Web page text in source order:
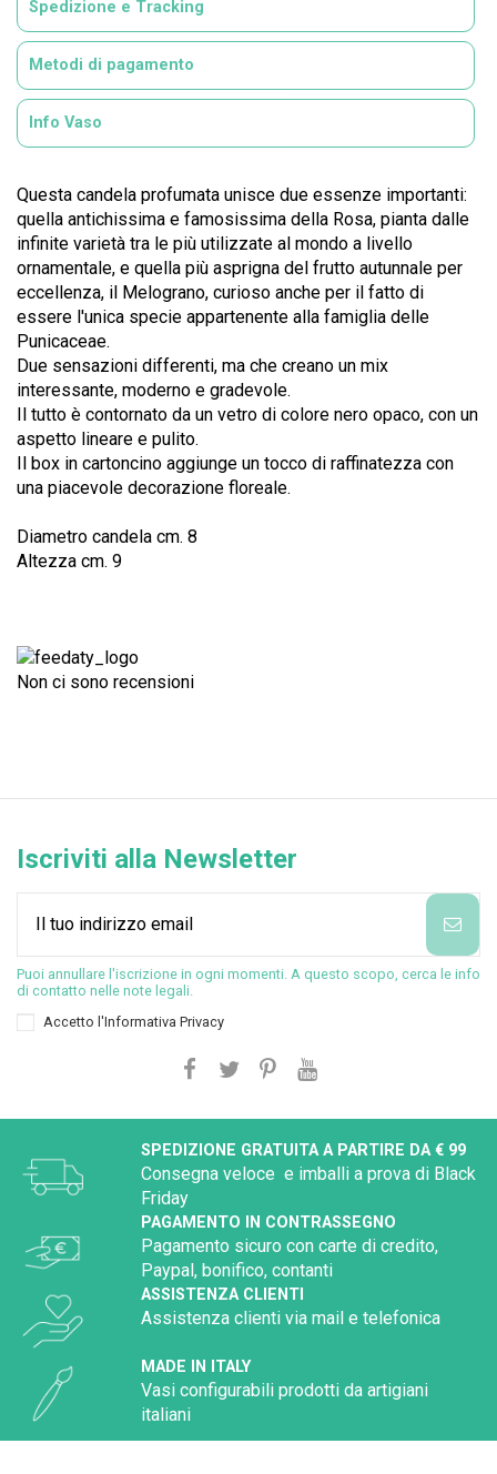
Spedizione e Tracking
Metodi di pagamento
Info Vaso
Questa candela profumata unisce due essenze importanti:
quella antichissima e famosissima della Rosa, pianta dalle
infinite varietà tra le più utilizzate al mondo a livello
ornamentale, e quella più asprigna del frutto autunnale per
eccellenza, il Melograno, curioso anche per il fatto di
essere l'unica specie appartenente alla famiglia delle
Punicaceae.
Due sensazioni differenti, ma che creano un mix
interessante, moderno e gradevole.
Il tutto è contornato da un vetro di colore nero opaco, con un
aspetto lineare e pulito.
Il box in cartoncino aggiunge un tocco di raffinatezza con
una piacevole decorazione floreale.
Diametro candela cm. 8
Altezza cm. 9
Non ci sono recensioni
Iscriviti alla Newsletter
Puoi annullare l'iscrizione in ogni momenti. A questo scopo, cerca le info
di contatto nelle note legali.
Accetto l'Informativa Privacy
SPEDIZIONE GRATUITA A PARTIRE DA € 99
Consegna veloce e imballi a prova di Black
Friday
PAGAMENTO IN CONTRASSEGNO
Pagamento sicuro con carte di credito,
Paypal, bonifico, contanti
ASSISTENZA CLIENTI
Assistenza clienti via mail e telefonica
MADE IN ITALY
Vasi configurabili prodotti da artigiani
italiani